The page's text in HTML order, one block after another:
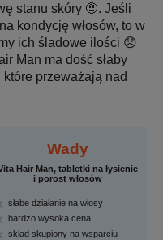
stanu skóry 🤨. Jeśli
kondycję włosów, to w
ich śladowe ilości 😞
Man ma dość słaby
które przeważają nad
Wady
Hair Man, tabletki na łysienie
i porost włosów
słabe działanie na włosy
bardzo wysoka cena
skład skupiony na wsparciu